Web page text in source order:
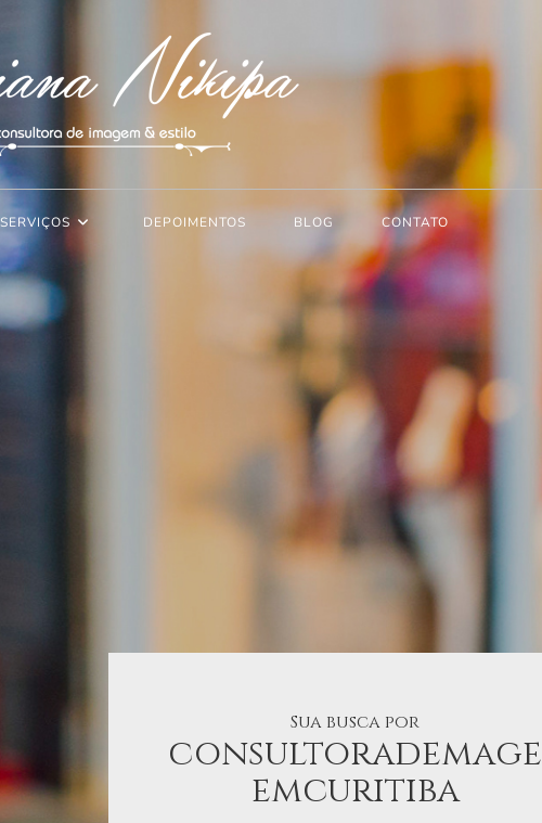
SERVIÇOS DEPOIMENTOS BLOG CONTATO
Sua busca por
consultorademage
emcuritiba